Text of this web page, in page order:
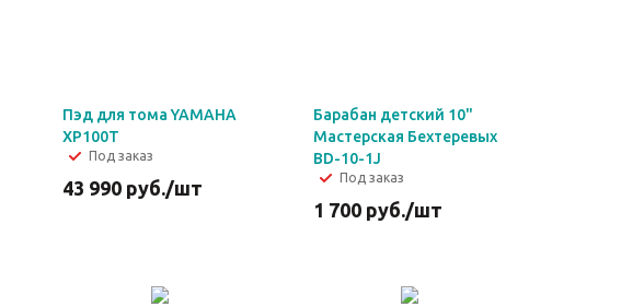
Пэд для тома YAMAHA
XP100T
Под заказ
43 990 руб./шт
Барабан детский 10"
Мастерская Бехтеревых
BD-10-1J
Под заказ
1 700руб./шт